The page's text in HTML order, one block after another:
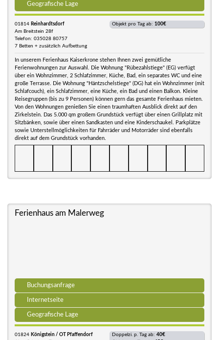
Geografische Lage
01814 Reinhardtsdorf
Am Breitstein 28f
Telefon: 035028 80757
7 Betten + zusätzlich Aufbettung
Objekt pro Tag ab: 100€
In unserem Ferienhaus Kaiserkrone stehen Ihnen zwei gemütliche
Ferienwohnungen zur Auswahl. Die Wohnung "Rübezahlstiege" (EG) verfügt
über ein Wohnzimmer, 2 Schlafzimmer, Küche, Bad, ein separates WC und eine
große Terrasse. Die Wohnung "Häntzschelstiege" (DG) hat ein Wohnzimmer (mit
Schlafcouch), ein Schlafzimmer, eine Küche, ein Bad und einen Balkon. Kleine
Reisegruppen (bis zu 9 Personen) können gern das gesamte Ferienhaus mieten.
Von den Wohnungen genießen Sie einen traumhaften Ausblick direkt auf den
Zirkelstein. Das 5.000 qm großem Grundstück verfügt über einen Grillplatz mit
Sitzbänken, sowie über einen Sandkasten und eine Kinderschaukel. Parkplätze
sowie Unterstellmöglichkeiten für Fahrräder und Motorräder sind ebenfalls
direkt auf dem Grundstück vorhanden.
Ferienhaus am Malerweg
Buchungsanfrage
Internetseite
Geografische Lage
01824 Königstein / OT Pfaffendorf
Doppelzi. p. Tag ab: 40€